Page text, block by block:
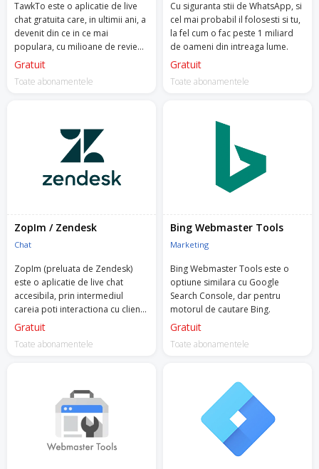
TawkTo este o aplicatie de live
chat gratuita care, in ultimii ani, a
devenit din ce in ce mai
populara, cu milioane de review-
uri de 5 stele.
Gratuit
Toate abonamentele
Cu siguranta stii de WhatsApp, si
cel mai probabil il folosesti si tu,
la fel cum o fac peste 1 miliard
de oameni din intreaga lume.
Gratuit
Toate abonamentele
ZopIm / Zendesk
Chat
ZopIm (preluata de Zendesk)
este o aplicatie de live chat
accesibila, prin intermediul
careia poti interactiona cu clientii
tai, poti convinge potentialii
audienta.
Gratuit
Toate abonamentele
Bing Webmaster Tools
Marketing
Bing Webmaster Tools este o
optiune similara cu Google
Search Console, dar pentru
motorul de cautare Bing.
Gratuit
Toate abonamentele